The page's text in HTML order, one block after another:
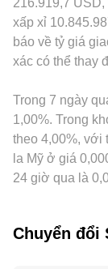
USDT; nếu
cơ sở này sẽ
đổi. Hoạt động
biệt này bằng
hạn rút nạp và
SHIB/USD vẫn
216.919,7
xấp xỉ
báo về tỷ giá
xác có thể thay
Trong 7 ngày
1,00%. Trong
theo 4,00%, với
la Mỹ ở giá
24 giờ qua là
Chuyển đổi